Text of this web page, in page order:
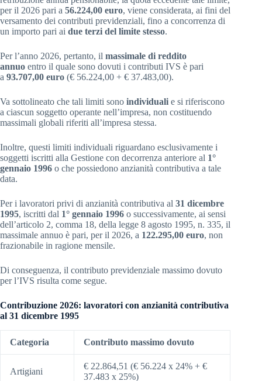
per il 2026 pari a 56.224,00 euro, viene considerata, ai fini del
versamento dei contributi previdenziali, fino a concorrenza di
un importo pari ai due terzi del limite stesso.
Per l’anno 2026, pertanto, il massimale di reddito
annuo entro il quale sono dovuti i contributi IVS è pari
a 93.707,00 euro (€ 56.224,00 + € 37.483,00).
Va sottolineato che tali limiti sono individuali e si riferiscono
a ciascun soggetto operante nell’impresa, non costituendo
massimali globali riferiti all’impresa stessa.
Inoltre, questi limiti individuali riguardano esclusivamente i
soggetti iscritti alla Gestione con decorrenza anteriore al 1°
gennaio 1996 o che possiedono anzianità contributiva a tale
data.
Per i lavoratori privi di anzianità contributiva al 31 dicembre
1995, iscritti dal 1° gennaio 1996 o successivamente, ai sensi
dell’articolo 2, comma 18, della legge 8 agosto 1995, n. 335, il
massimale annuo è pari, per il 2026, a 122.295,00 euro, non
frazionabile in ragione mensile.
Di conseguenza, il contributo previdenziale massimo dovuto
per l’IVS risulta come segue.
Contribuzione 2026: lavoratori con anzianità contributiva
al 31 dicembre 1995
Categoria Contributo massimo dovuto
Artigiani
€ 22.864,51 (€ 56.224 x 24% + €
37.483 x 25%)